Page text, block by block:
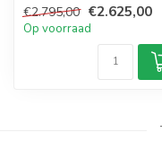
funct...
€2.795,00 €2.625,00
Op voorraad